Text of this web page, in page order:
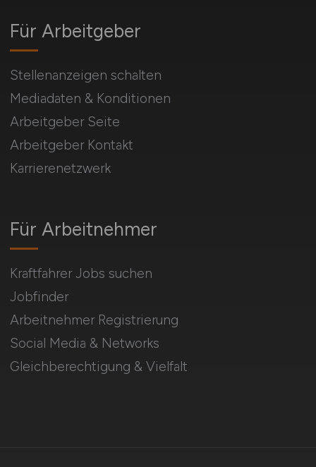
Für Arbeitnehmer
Kraftfahrer Jobs suchen
Jobfinder
Arbeitnehmer Registrierung
Social Media & Networks
Gleichberechtigung & Vielfalt
Für Arbeitgeber
Stellenanzeigen schalten
Mediadaten & Konditionen
Arbeitgeber Seite
Arbeitgeber Kontakt
Karrierenetzwerk